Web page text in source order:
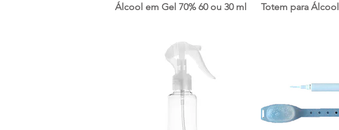
Álcool em Gel 70% 60 ou 30 ml Totem para